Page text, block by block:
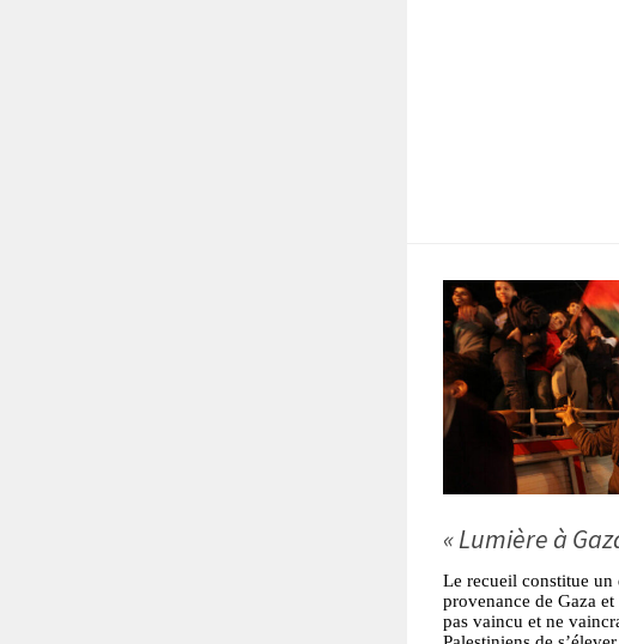
« Lumière à
Le recueil constitue un
provenance de Gaza
pas vaincu et ne